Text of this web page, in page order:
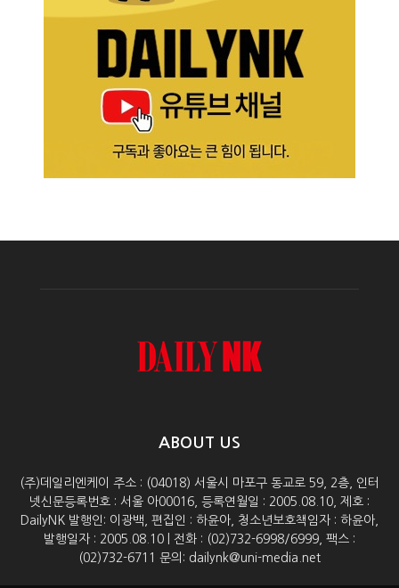
ABOUT US
(주)데일리엔케이 주소 : (04018) 서울시 마포구 동교로 59, 2층, 인터
넷신문등록번호 : 서울 아00016, 등록연월일 : 2005.08.10, 제호 :
DailyNK 발행인: 이광백, 편집인 : 하윤아, 청소년보호책임자 : 하윤아,
발행일자 : 2005.08.10 | 전화 : (02)732-6998/6999, 팩스 :
(02)732-6711 문의: dailynk@uni-media.net